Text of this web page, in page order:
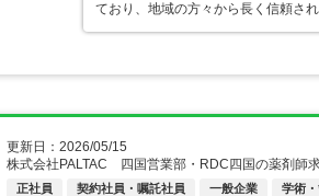
ており、地域の方々から長く信頼さ
更新日：2026/05/15
株式会社PALTAC 四国営業部・RDC四国の薬剤師
正社員 契約社員・嘱託社員 一般企業 学術